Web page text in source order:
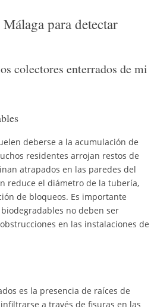
para detectar
colectores enterrados de mi
deberse a la acumulación de
residentes arrojan restos de
atrapados en las paredes del
reduce el diámetro de la tubería,
de bloqueos. Es importante
no deben ser
en las instalaciones de
es la presencia de raíces de
a través de fisuras en las